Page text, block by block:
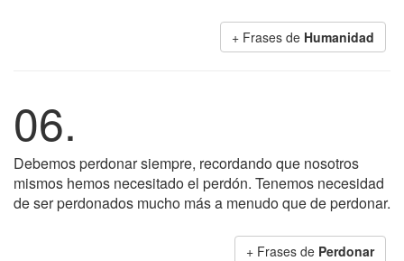
+ Frases de Humanidad
06.
Debemos perdonar siempre, recordando que nosotros
mismos hemos necesitado el perdón. Tenemos necesidad
de ser perdonados mucho más a menudo que de perdonar.
+ Frases de Perdonar